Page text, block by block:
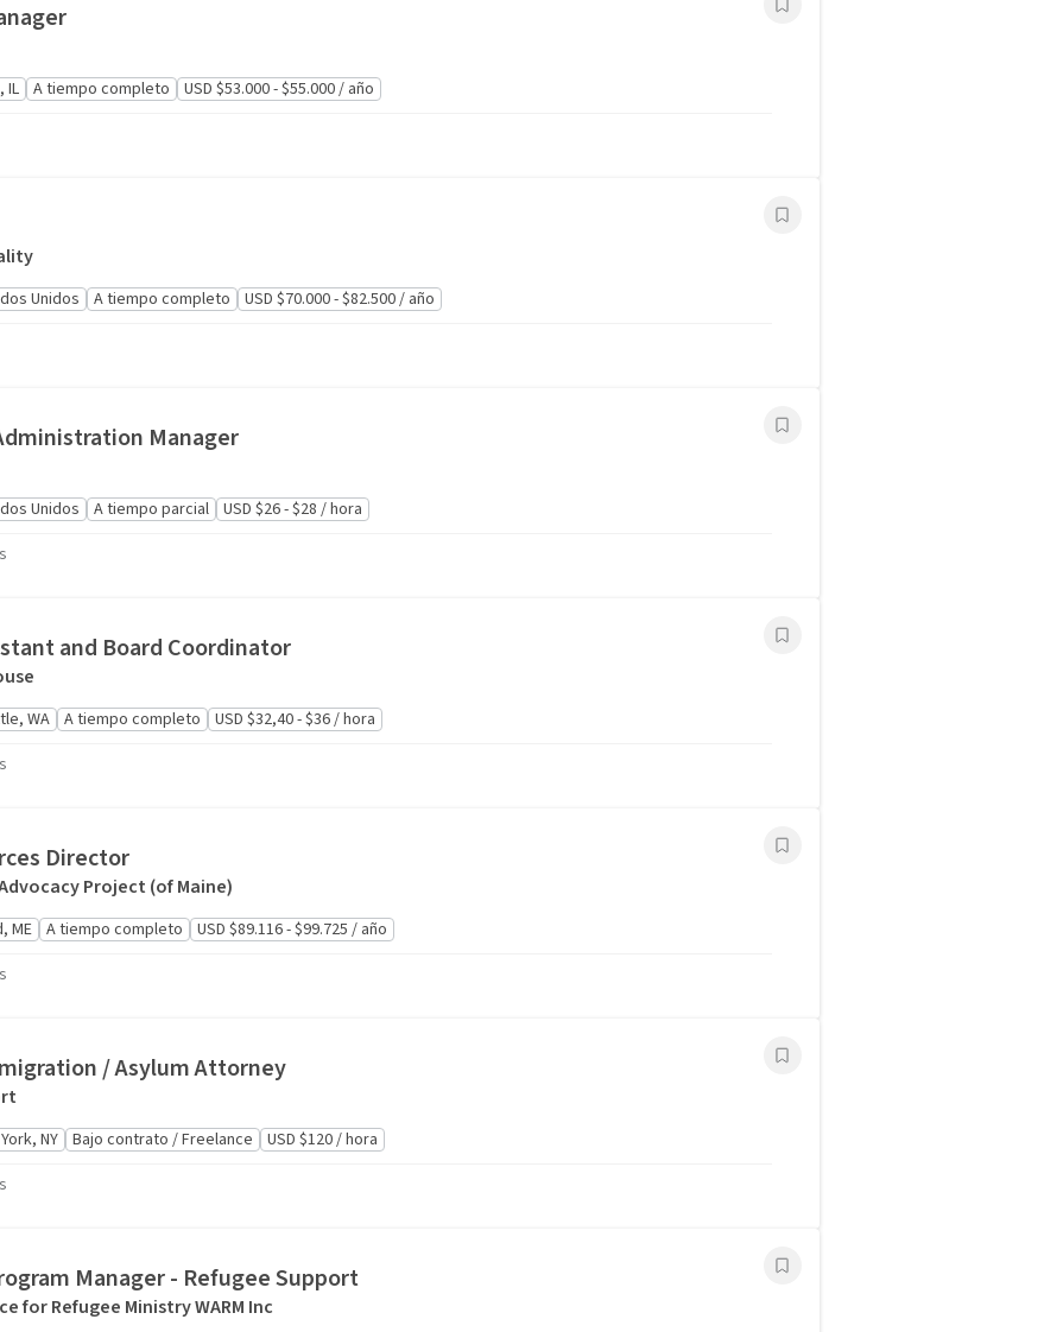
IL A tiempo completo
USD $53.000 - $55.000 / año
Unidos A tiempo completo
USD $70.000 - $82.500 / año
Manager
Unidos A tiempo parcial
USD $26 - $28 / hora
and Board Coordinator
WA A tiempo completo
USD $32,40 - $36 / hora
Director
Project (of Maine)
ME A tiempo completo
USD $89.116 - $99.725 / año
/ Asylum Attorney
NY Bajo contrato / Freelance
USD $120 / hora
Manager - Refugee Support
for Refugee Ministry WARM Inc